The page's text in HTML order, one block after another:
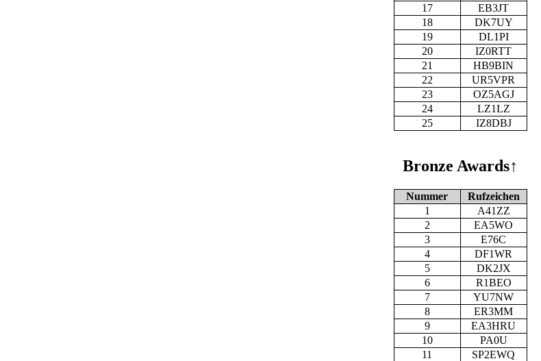
17
EB3JT
18
DK7UY
19
DL1PI
20
IZ0RTT
21
HB9BIN
22
UR5VPR
23
OZ5AGJ
24
LZ1LZ
25
IZ8DBJ
Bronze Awards↑
Nummer
Rufzeichen
1
A41ZZ
2
EA5WO
3
E76C
4
DF1WR
5
DK2JX
6
R1BEO
7
YU7NW
8
ER3MM
9
EA3HRU
10
PA0U
11
SP2EWQ